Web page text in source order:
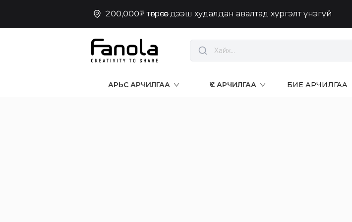
200,000₮ төгрөгөөс дээш худалдан авалтад хүргэлт үнэгүй
АРЬС АРЧИЛГАА ҮС АРЧИЛГАА БИЕ АРЧИЛГАА